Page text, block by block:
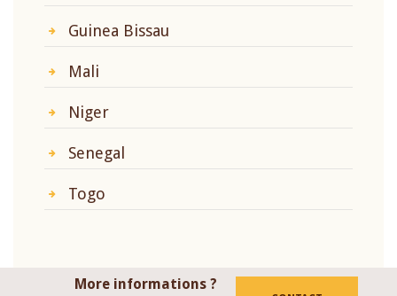
Guinea Bissau
Mali
Niger
Senegal
Togo
More informations ?